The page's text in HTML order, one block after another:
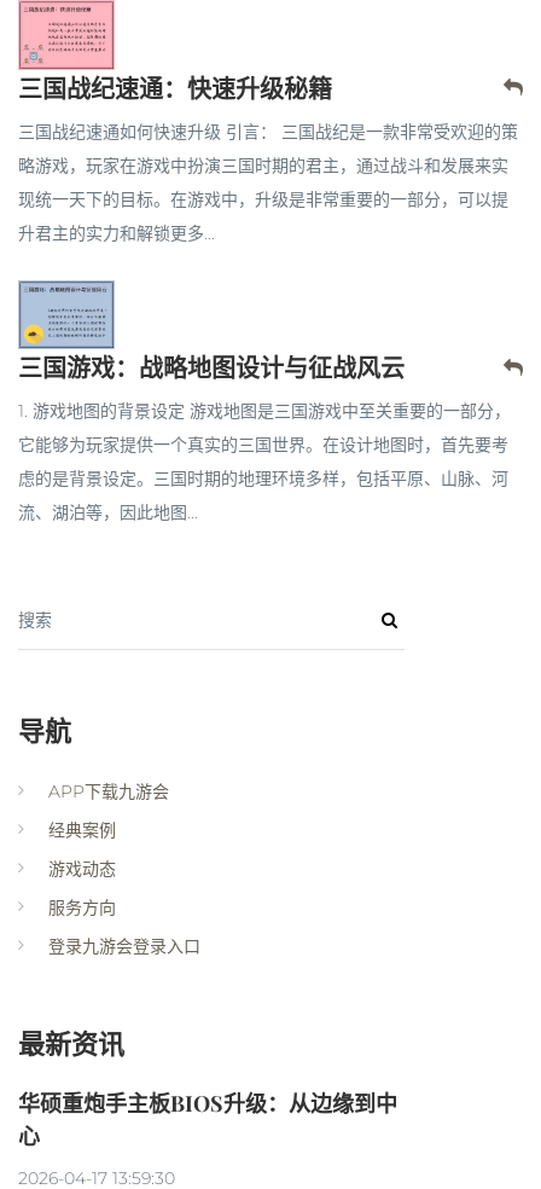
三国战纪速通：快速升级秘籍
三国战纪速通如何快速升级 引言： 三国战纪是一款非常受欢迎的策
略游戏，玩家在游戏中扮演三国时期的君主，通过战斗和发展来实
现统一天下的目标。在游戏中，升级是非常重要的一部分，可以提
升君主的实力和解锁更多...
三国游戏：战略地图设计与征战风云
1. 游戏地图的背景设定 游戏地图是三国游戏中至关重要的一部分，
它能够为玩家提供一个真实的三国世界。在设计地图时，首先要考
虑的是背景设定。三国时期的地理环境多样，包括平原、山脉、河
流、湖泊等，因此地图...
搜索
导航
APP下载九游会
经典案例
游戏动态
服务方向
登录九游会登录入口
最新资讯
华硕重炮手主板BIOS升级：从边缘到中
心
2026-04-17 13:59:30